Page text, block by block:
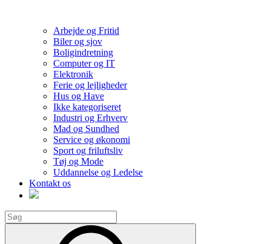
Arbejde og Fritid
Biler og sjov
Boligindretning
Computer og IT
Elektronik
Ferie og lejligheder
Hus og Have
Ikke kategoriseret
Industri og Erhverv
Mad og Sundhed
Service og økonomi
Sport og friluftsliv
Tøj og Mode
Uddannelse og Ledelse
Kontakt os
Search
for: